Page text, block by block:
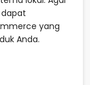
yang
Anda.